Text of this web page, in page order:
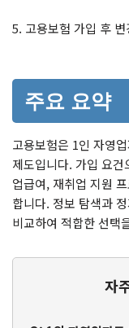
5. 고용보험 가입 후
주요 요약
고용보험은 1인 자영
제도입니다. 가입 요
업급여, 재취업 지원
합니다. 정보 탐색과
비교하여 적합한 선택
자